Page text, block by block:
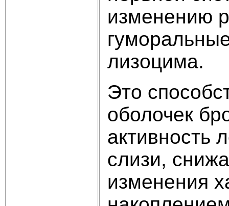
изменению
лизоцима.
Это
оболочек
активность
слизи,
изменения